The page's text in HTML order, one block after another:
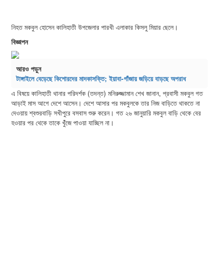
নিহত মকবুল হোসেন কালিহাতী উপজেলার পারখী এলাকার কিসলু মিয়ার ছেলে।
বিজ্ঞাপন
আরও পড়ুন
টাঙ্গাইলে বেড়েছে কিশোরদের মাদকাসক্তি; ইয়াবা-গাঁজায় জড়িয়ে বাড়ছে অপরাধ
এ বিষয়ে কালিহাতী থানার পরিদর্শক (তদন্ত) মনিরুজ্জামান শেখ জানান, প্রবাসী মকবুল গত
আড়াই মাস আগে দেশে আসেন। দেশে আসার পর মকবুলকে তার নিজ বাড়িতে থাকতে না
দেওয়ায় শ্বশুরবাড়ি সখীপুরে বসবাস শুরু করেন। গত ২৬ জানুয়ারি মকবুল বাড়ি থেকে বের
হওয়ার পর থেকে তাকে খুঁঁজে পাওয়া যাচ্ছিল না।